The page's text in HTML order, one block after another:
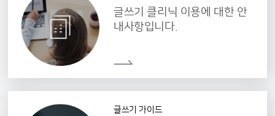
글쓰기 클리닉 이용에 대한 안
내사항입니다.
글쓰기 가이드